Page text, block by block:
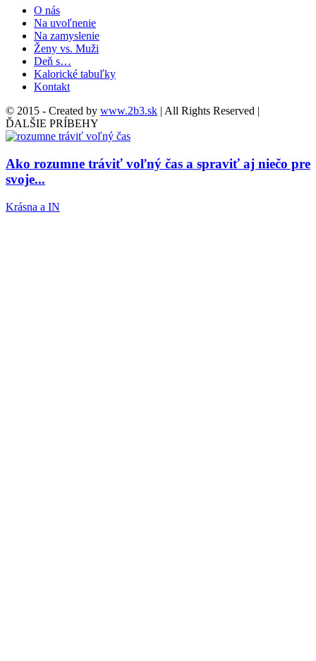
O nás
Na uvoľnenie
Na zamyslenie
Ženy vs. Muži
Deň s…
Kalorické tabuľky
Kontakt
© 2015 - Created by www.2b3.sk | All Rights Reserved |
ĎALŠIE PRÍBEHY
Ako rozumne tráviť voľný čas a spraviť aj niečo pre
svoje...
Krásna a IN